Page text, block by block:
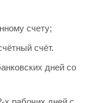
счету;
счёт.
дней со